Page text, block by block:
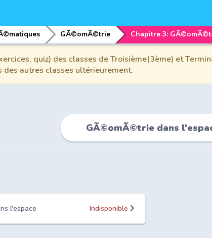
GÃ©omÃ©trie
quiz) des classes de Troisième(3ème) et
des autres classes ultérieurement.
GÃ©omÃ©trie dans
l'espace Indisponible